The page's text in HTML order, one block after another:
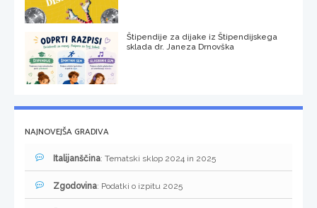
Štipendije za dijake iz Štipendijskega
sklada dr. Janeza Drnovška
NAJNOVEJŠA GRADIVA
Italijanščina: Tematski sklop 2024 in 2025
Zgodovina: Podatki o izpitu 2025